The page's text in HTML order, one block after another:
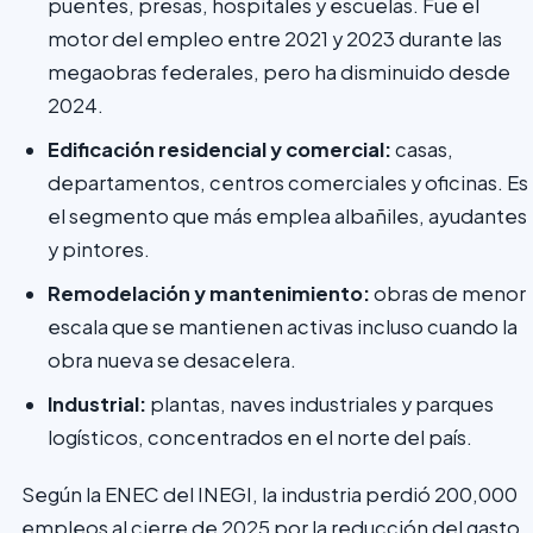
puentes, presas, hospitales y escuelas. Fue el
motor del empleo entre 2021 y 2023 durante las
megaobras federales, pero ha disminuido desde
2024.
Edificación residencial y comercial:casas,
departamentos, centros comerciales y oficinas. Es
el segmento que más emplea albañiles, ayudantes
y pintores.
Remodelación y mantenimiento:obras de menor
escala que se mantienen activas incluso cuando la
obra nueva se desacelera.
Industrial: plantas, naves industriales y parques
logísticos, concentrados en el norte del país.
Según la ENEC del INEGI, la industria perdió 200,000
empleos al cierre de 2025 por la reducción del gasto